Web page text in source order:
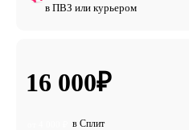
в ПВЗ или курьером
16 000₽
в Сплит